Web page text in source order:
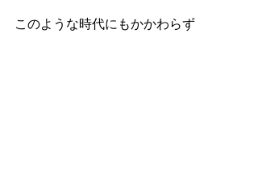
このような時代にもかかわらず